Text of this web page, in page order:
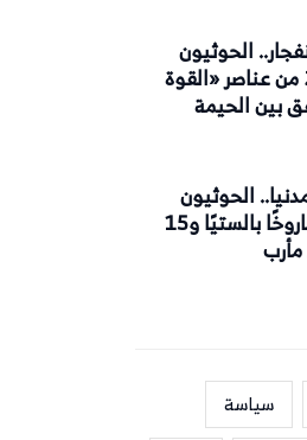
الحوثيون
ينتشلون جثث 26 من عناصر «القوة
بين الحيمة
وإصابة 16 مدنيا.. الحوثيون
أطلقوا نحو 20 صاروخًا بالستيًا و15
سياسة